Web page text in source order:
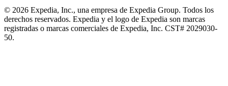
© 2026 Expedia, Inc., una empresa de Expedia Group. Todos los
derechos reservados. Expedia y el logo de Expedia son marcas
registradas o marcas comerciales de Expedia, Inc. CST# 2029030-
50.